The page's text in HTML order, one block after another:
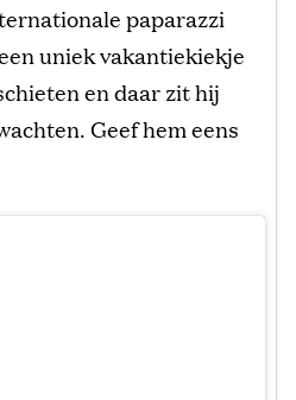
paparazzi
uniek vakantiekiekje
en daar zit hij
Geef hem eens